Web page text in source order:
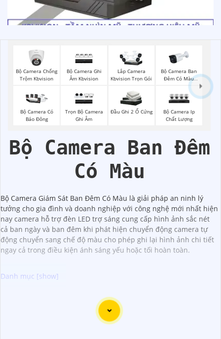
Bộ Camera Chống
Trộm Kbvision
Bộ Camera Ghi
Âm Kbvision
Lắp Camera
Kbvision Trọn Gói
Bộ Camera Ban
Đêm Có Màu
Kbvision
Bộ Camera Có
Báo Đông
Trọn Bộ Camera
Ghi Âm
Đầu Ghi 2 Ổ Cứng
Bộ Camera Ip
Chất Lượng
Bộ Camera Ban Đêm
Có Màu
Bộ Camera Giám Sát Ban Đêm Có Màu là giải pháp an ninh lý
tưởng cho gia đình và doanh nghiệp với công nghệ mới nhất hiện
nay camera hỗ trợ đèn LED trợ sáng cung cấp hình ảnh sắc nét
cả ban ngày và ban đêm khi phát hiện chuyển động camera tự
động chuyển sang chế độ màu cho phép ghi lại hình ảnh chi tiết
ngay cả trong điều kiện ánh sáng yếu hoặc tối hoàn toàn.
Dưới đây là một số lời khuyên để chọn bộ camera chất
lượng với hình ảnh sắc nét:
Chọn camera có độ phân giải cao: Để